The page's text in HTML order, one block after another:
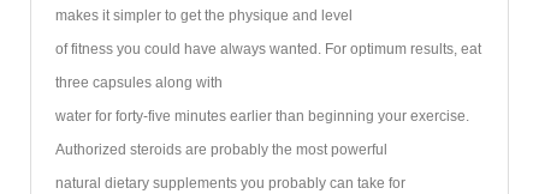
makes it simpler to get the physique and level
of fitness you could have always wanted. For optimum results, eat
three capsules along with
water for forty-five minutes earlier than beginning your exercise.
Authorized steroids are probably the most powerful
natural dietary supplements you probably can take for